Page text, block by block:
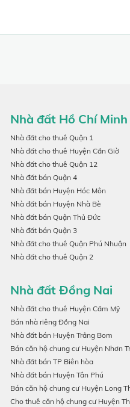
Nhà đất Hồ Chí Minh
Nhà đất cho thuê Quận 1
Nhà đất cho thuê Huyện Cần Giờ
Nhà đất cho thuê Quận 12
Nhà đất bán Quận 4
Nhà đất bán Huyện Hóc Môn
Nhà đất bán Huyện Nhà Bè
Nhà đất bán Quận Thủ Đức
Nhà đất bán Quận 3
Nhà đất cho thuê Quận Phú Nhuận
Nhà đất cho thuê Quận 2
Nhà đất Đồng Nai
Nhà đất cho thuê Huyện Cẩm Mỹ
Bán nhà riêng Đồng Nai
Nhà đất bán Huyện Trảng Bom
Bán căn hộ chung cư Huyện Nhơn
Nhà đất bán TP Biên hòa
Nhà đất bán Huyện Tân Phú
Bán căn hộ chung cư Huyện Long
Cho thuê căn hộ chung cư Huyện